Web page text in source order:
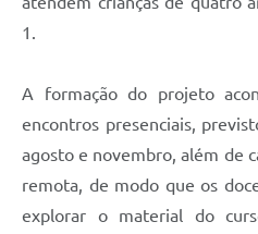
1.
A formação do projeto
encontros presenciais,
agosto e novembro, além de
remota, de modo que os
explorar o material do